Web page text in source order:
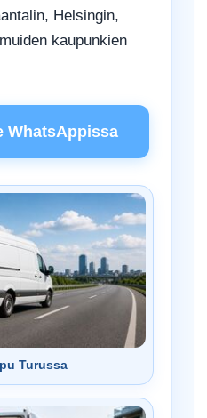
Helsingin,
kaupunkien
WhatsAppissa
Turussa